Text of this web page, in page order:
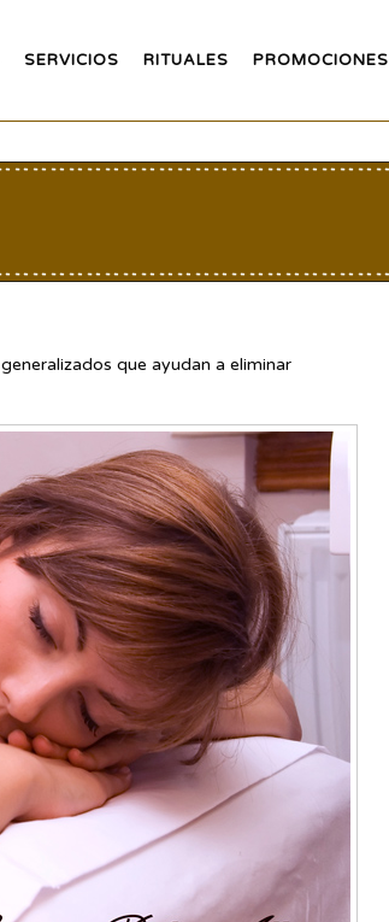
SERVICIOS RITUALES PROMOCIONES
que ayudan a eliminar